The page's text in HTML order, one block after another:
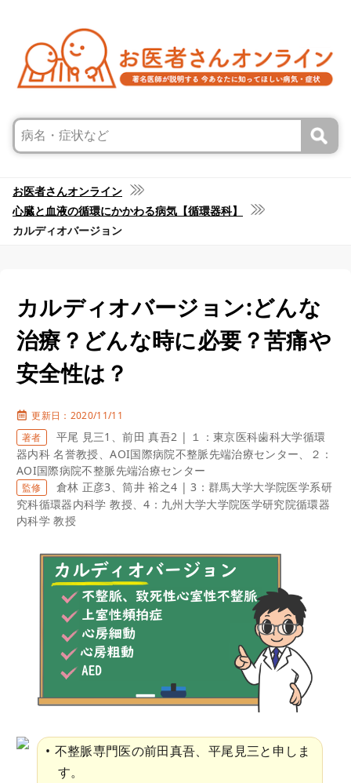
お医者さんオンライン
心臓と血液の循環にかかわる病気【循環器科】
カルディオバージョン
カルディオバージョン:どんな
治療？どんな時に必要？苦痛や
安全性は？
更新日：2020/11/11
著者
平尾 見三1、前田 真吾2 | １：東京医科歯科大学循環
器内科 名誉教授、AOI国際病院不整脈先端治療センター、２：
AOI国際病院不整脈先端治療センター
監修
倉林 正彦3、筒井 裕之4 | 3：群馬大学大学院医学系研
究科循環器内科学 教授、4：九州大学大学院医学研究院循環器
内科学 教授
不整脈専門医の前田真吾、平尾見三と申しま
す。